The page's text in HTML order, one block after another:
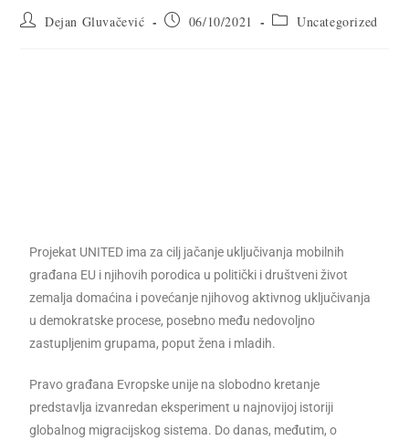
Dejan Gluvačević 06/10/2021 Uncategorized
Projekat UNITED ima za cilj jačanje uključivanja mobilnih
građana EU i njihovih porodica u politički i društveni život
zemalja domaćina i povećanje njihovog aktivnog uključivanja
u demokratske procese, posebno među nedovoljno
zastupljenim grupama, poput žena i mladih.
Pravo građana Evropske unije na slobodno kretanje
predstavlja izvanredan eksperiment u najnovijoj istoriji
globalnog migracijskog sistema. Do danas, međutim, o